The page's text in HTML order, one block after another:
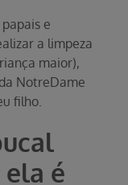
e
a limpeza
maior),
NotreDame
filho.
é